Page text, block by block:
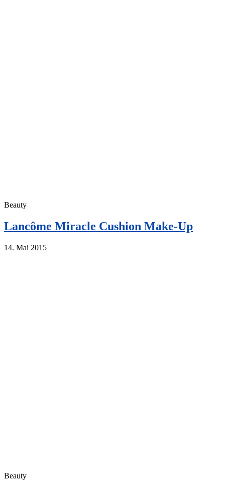
Beauty
Lancôme Miracle Cushion Make-Up
14. Mai 2015
Beauty